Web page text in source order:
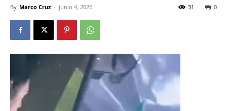
By Marco Cruz - junio 4, 2026 0
31